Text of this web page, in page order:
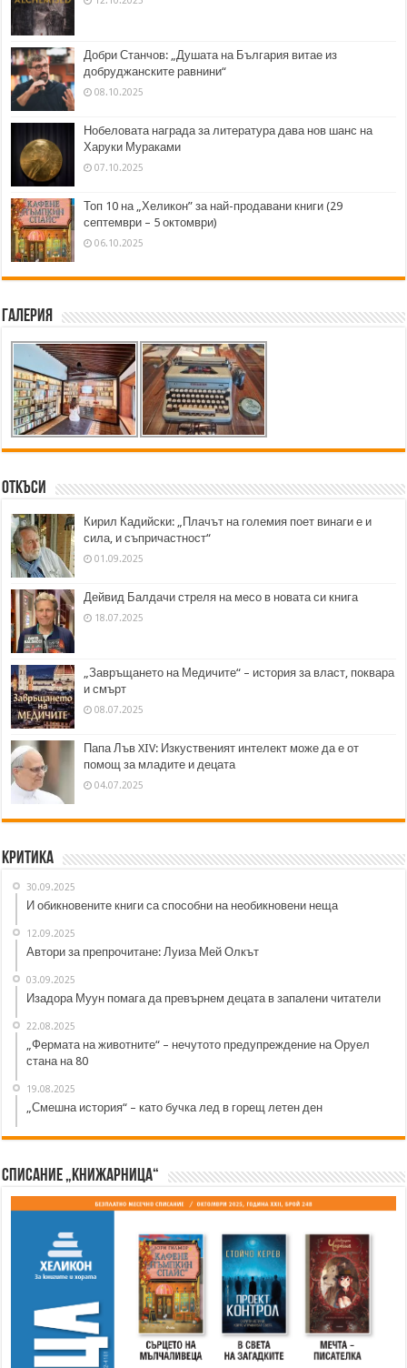
Добри Станчов: „Душата на България витае из
добруджанските равнини“
08.10.2025
Нобеловата награда за литература дава нов шанс на
Харуки Мураками
07.10.2025
Топ 10 на „Хеликон” за най-продавани книги (29
септември – 5 октомври)
06.10.2025
Галерия
Откъси
Кирил Кадийски: „Плачът на големия поет винаги е и
сила, и съпричастност“
01.09.2025
Дейвид Балдачи стреля на месо в новата си книга
18.07.2025
„Завръщането на Медичите“ – история за власт, поквара
и смърт
08.07.2025
Папа Лъв XIV: Изкуственият интелект може да е от
помощ за младите и децата
04.07.2025
Критика
30.09.2025
И обикновените книги са способни на необикновени неща
12.09.2025
Автори за препрочитане: Луиза Мей Олкът
03.09.2025
Изадора Муун помага да превърнем децата в запалени читатели
22.08.2025
„Фермата на животните“ – нечутото предупреждение на Оруел
стана на 80
19.08.2025
„Смешна история“ – като бучка лед в горещ летен ден
Списание „Книжарница“